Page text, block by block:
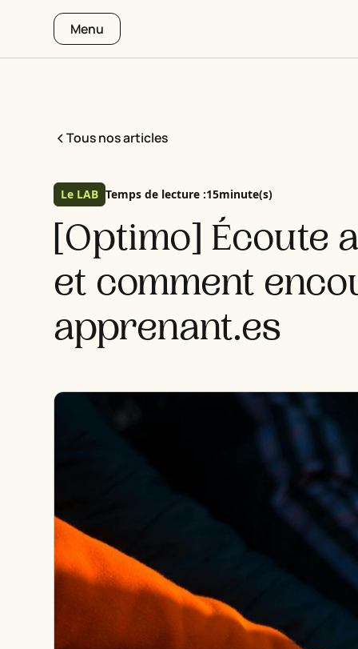
Menu
Tous nos articles
Le LAB Temps de lecture :15minute(s)
[Optimo] Écoute
et comment
apprenant.es